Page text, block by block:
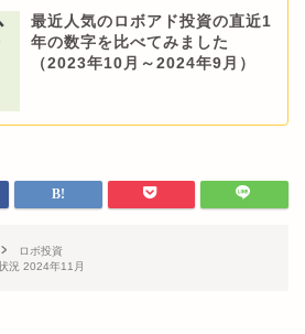
最近人気のロボアド投資の直近1
年の数字を比べてみました
（2023年10月～2024年9月）
ロボ投資
況 2024年11月